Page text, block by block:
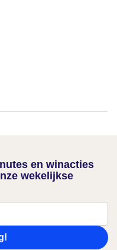
en winacties
wekelijkse